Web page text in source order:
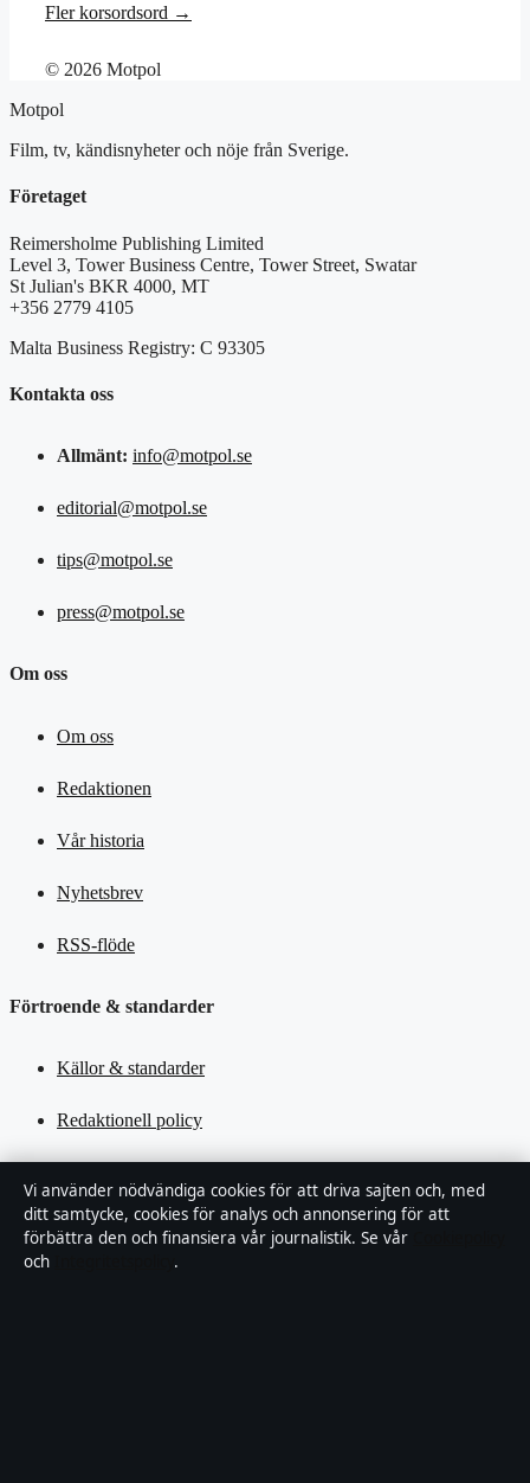
Fler korsordsord →
© 2026 Motpol
Motpol
Film, tv, kändisnyheter och nöje från Sverige.
Företaget
Reimersholme Publishing Limited
Level 3, Tower Business Centre, Tower Street, Swatar
St Julian's BKR 4000, MT
+356 2779 4105
Malta Business Registry: C 93305
Kontakta oss
Allmänt: info@motpol.se
editorial@motpol.se
tips@motpol.se
press@motpol.se
Om oss
Om oss
Redaktionen
Vår historia
Nyhetsbrev
RSS-flöde
Förtroende & standarder
Källor & standarder
Redaktionell policy
Tillgänglighetsredogörelse
Vi använder nödvändiga cookies för att driva sajten och, med
ditt samtycke, cookies för analys och annonsering för att
förbättra den och finansiera vår journalistik. Se vår
och
.